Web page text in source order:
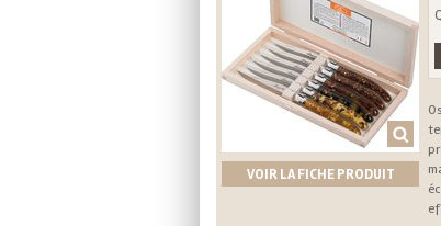
VOIR LA FICHE PRODUIT